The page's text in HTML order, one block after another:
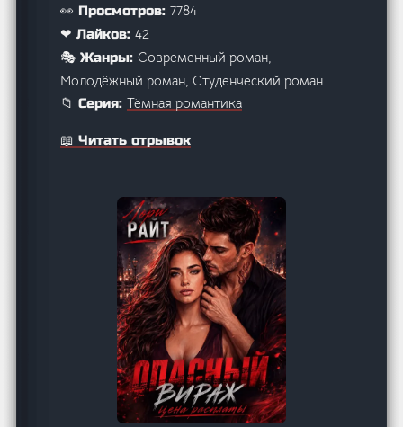
👀 Просмотров:7784
❤ Лайков:42
🎭 Жанры:Современный роман,
Молодёжный роман, Студенческий роман
📁 Серия:Тёмная романтика
📖 Читать отрывок